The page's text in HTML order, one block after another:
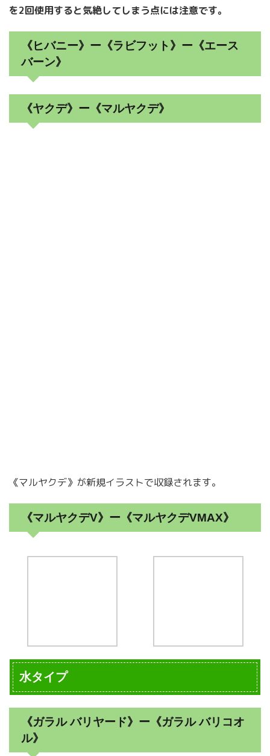
を2回使用すると気絶してしまう点には注意です。
《ヒバニー》ー《ラビフット》ー《エース
バーン》
《ヤクデ》ー《マルヤクデ》
《マルヤクデ》が新規イラストで収録されます。
《マルヤクデV》ー《マルヤクデVMAX》
水タイプ
《ガラル バリヤード》ー《ガラル バリコオ
ル》